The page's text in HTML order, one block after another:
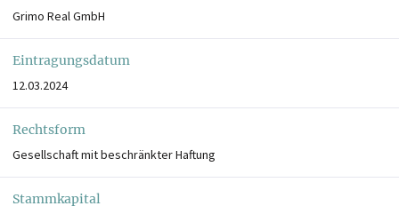
Grimo Real GmbH
Eintragungsdatum
12.03.2024
Rechtsform
Gesellschaft mit beschränkter Haftung
Stammkapital